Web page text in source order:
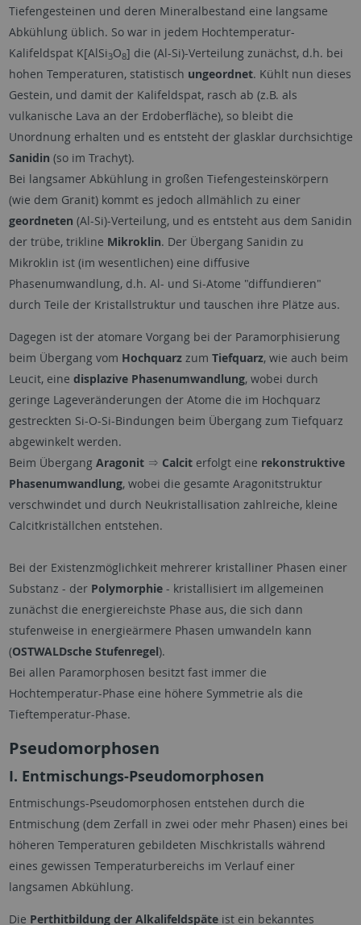
Tiefengesteinen und deren Mineralbestand eine langsame
Abkühlung üblich. So war in jedem Hochtemperatur-
Kalifeldspat K[AlSi3O8] die (Al-Si)-Verteilung zunächst, d.h. bei
hohen Temperaturen, statistisch ungeordnet. Kühlt nun dieses
Gestein, und damit der Kalifeldspat, rasch ab (z.B. als
vulkanische Lava an der Erdoberfläche), so bleibt die
Unordnung erhalten und es entsteht der glasklar durchsichtige
Sanidin (so im Trachyt).
Bei langsamer Abkühlung in großen Tiefengesteinskörpern
(wie dem Granit) kommt es jedoch allmählich zu einer
geordneten (Al-Si)-Verteilung, und es entsteht aus dem Sanidin
der trübe, trikline Mikroklin. Der Übergang Sanidin zu
Mikroklin ist (im wesentlichen) eine diffusive
Phasenumwandlung, d.h. Al- und Si-Atome "diffundieren"
durch Teile der Kristallstruktur und tauschen ihre Plätze aus.
Dagegen ist der atomare Vorgang bei der Paramorphisierung
beim Übergang vom Hochquarzzum Tiefquarz, wie auch beim
Leucit, eine displazive Phasenumwandlung, wobei durch
geringe Lageveränderungen der Atome die im Hochquarz
gestreckten Si-O-Si-Bindungen beim Übergang zum Tiefquarz
abgewinkelt werden.
Beim Übergang Aragonit⇒ Calciterfolgt eine rekonstruktive
Phasenumwandlung, wobei die gesamte Aragonitstruktur
verschwindet und durch Neukristallisation zahlreiche, kleine
Calcitkriställchen entstehen.
Bei der Existenzmöglichkeit mehrerer kristalliner Phasen einer
Substanz - der Polymorphie - kristallisiert im allgemeinen
zunächst die energiereichste Phase aus, die sich dann
stufenweise in energieärmere Phasen umwandeln kann
(OSTWALDsche Stufenregel).
Bei allen Paramorphosen besitzt fast immer die
Hochtemperatur-Phase eine höhere Symmetrie als die
Tieftemperatur-Phase.
Pseudomorphosen
I. Entmischungs-Pseudomorphosen
Entmischungs-Pseudomorphosen entstehen durch die
Entmischung (dem Zerfall in zwei oder mehr Phasen) eines bei
höheren Temperaturen gebildeten Mischkristalls während
eines gewissen Temperaturbereichs im Verlauf einer
langsamen Abkühlung.
Die Perthitbildung der Alkalifeldspäteist ein bekanntes